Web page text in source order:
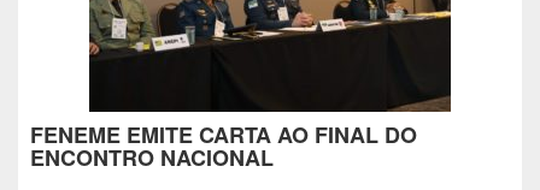
FENEME EMITE CARTA AO FINAL DO
ENCONTRO NACIONAL